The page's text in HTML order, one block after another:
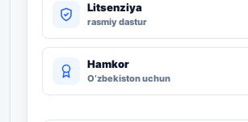
Litsenziya
rasmiy dastur
Hamkor
O‘zbekiston uchun